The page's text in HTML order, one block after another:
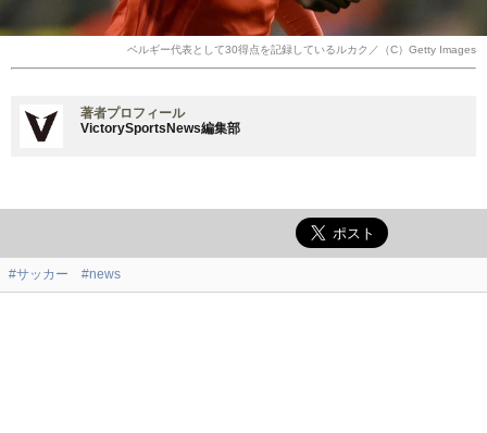
ベルギー代表として30得点を記録しているルカク／（C）Getty Images
著者プロフィール
VictorySportsNews編集部
#サッカー #news